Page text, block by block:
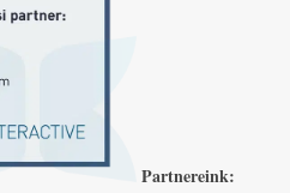
Partnereink: